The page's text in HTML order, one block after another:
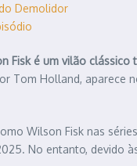
Demolidor
Fisk é um vilão
Tom Holland, aparece
Wilson Fisk nas
No entanto, devido